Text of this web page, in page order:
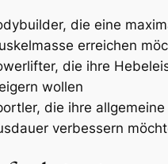
die eine
erreichen
die ihre
wollen
die ihre
verbessern